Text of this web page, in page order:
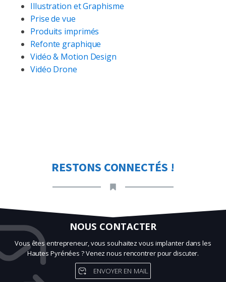
Illustration et Graphisme
Prise de vue
Produits imprimés
Refonte graphique
Vidéo & Motion Design
Vidéo Drone
RESTONS CONNECTÉS !
NOUS CONTACTER
Vous êtes entrepreneur, vous souhaitez vous implanter dans les
Hautes Pyrénées ? Venez nous rencontrer pour discuter.
ENVOYER EN MAIL